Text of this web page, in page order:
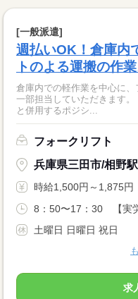
[一般派遣]
週払いOK！倉庫内
トのよる運搬の作業
倉庫内での軽作業を中心に
一部担当していただきます
と併用するポジシ...
フォークリフト
兵庫県三田市/相野駅
時給1,500円～1,875円
8：50〜17：30 【実
土曜日 日曜日 祝日
求